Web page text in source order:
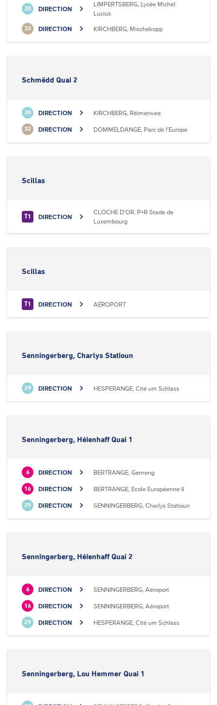
30 DIRECTION
LIMPERTSBERG, Lycée Michel
Lucius
32 DIRECTION KIRCHBERG, Mischekopp
Schmëdd Quai 2
30 DIRECTION KIRCHBERG, Réimerwee
32 DIRECTION DOMMELDANGE, Parc de l'Europe
Scillas
T1 DIRECTION
CLOCHE D'OR, P+R Stade de
Luxembourg
Scillas
T1 DIRECTION AÉROPORT
Senningerberg, Charlys Statioun
29 DIRECTION HESPERANGE, Cité um Schlass
Senningerberg, Héienhaff Quai 1
6 DIRECTION BERTRANGE, Gemeng
16 DIRECTION BERTRANGE, Ecole Européenne II
29 DIRECTION SENNINGERBERG, Charlys Statioun
Senningerberg, Héienhaff Quai 2
6 DIRECTION SENNINGERBERG, Aéroport
16 DIRECTION SENNINGERBERG, Aéroport
29 DIRECTION HESPERANGE, Cité um Schlass
Senningerberg, Lou Hemmer Quai 1